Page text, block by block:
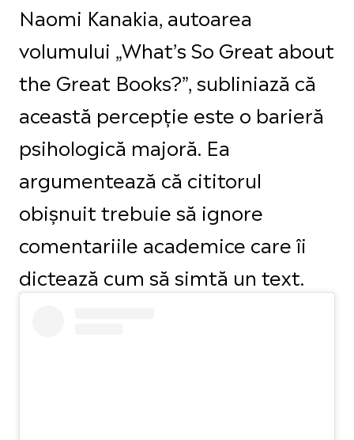
Naomi Kanakia, autoarea
volumului „What’s So Great about
the Great Books?”, subliniază că
această percepție este o barieră
psihologică majoră. Ea
argumentează că cititorul
obișnuit trebuie să ignore
comentariile academice care îi
dictează cum să simtă un text.